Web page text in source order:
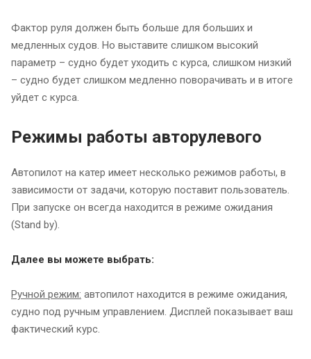
Фактор руля должен быть больше для больших и
медленных судов. Но выставите слишком высокий
параметр – судно будет уходить с курса, слишком низкий
– судно будет слишком медленно поворачивать и в итоге
уйдет с курса.
Режимы работы авторулевого
Автопилот на катер имеет несколько режимов работы, в
зависимости от задачи, которую поставит пользователь.
При запуске он всегда находится в режиме ожидания
(Stand by).
Далее вы можете выбрать:
Ручной режим: автопилот находится в режиме ожидания,
судно под ручным управлением. Дисплей показывает ваш
фактический курс.